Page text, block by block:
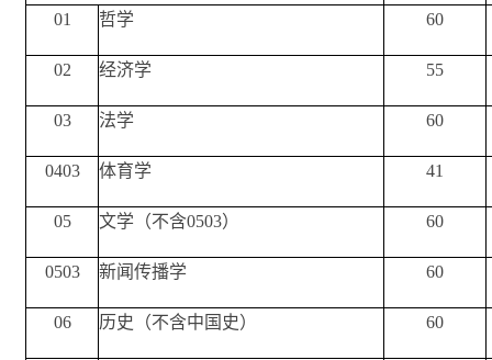
01 哲学 60
02 经济学 55
03 法学 60
0403 体育学 41
05 文学（不含0503） 60
0503 新闻传播学 60
06 历史（不含中国史） 60